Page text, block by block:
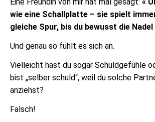
Eine Freundin von mir hat mal gesagt: «
wie eine Schallplatte – sie spielt
gleiche Spur, bis du bewusst die
Und genau so fühlt es sich an.
Vielleicht hast du sogar Schuldgefühle
bist „selber schuld“, weil du solche
anziehst?
Falsch!